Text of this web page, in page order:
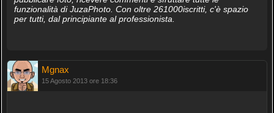
funzionalità di JuzaPhoto. Con oltre 261000iscritti, c'è spazio
per tutti, dal principiante al professionista.
Mgnax
15 Agosto 2013 ore 18:36